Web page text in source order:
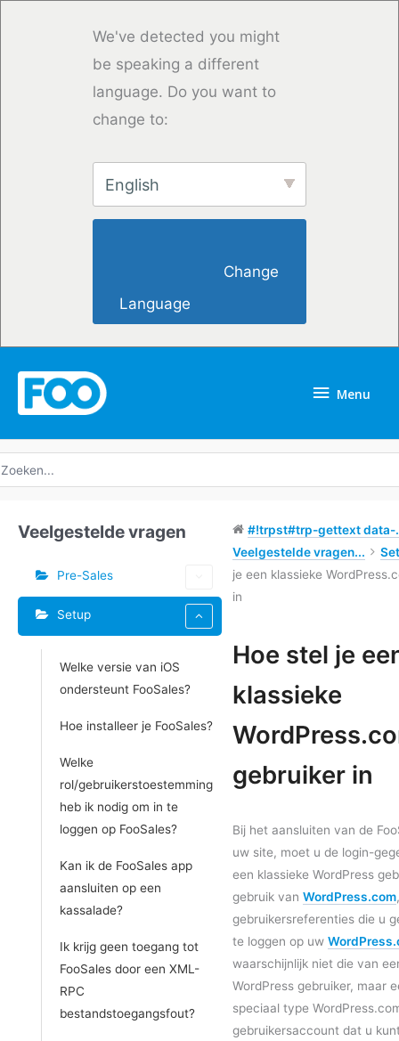
We've detected you might
be speaking a different
language. Do you want to
change to:
English
Language
Menu
Veelgestelde vragen
Pre-Sales
Setup
Welke versie van iOS
ondersteunt FooSales?
Hoe installeer je FooSales?
Welke
rol/gebruikerstoestemming
heb ik nodig om in te
loggen op FooSales?
Kan ik de FooSales app
aansluiten op een
kassalade?
Ik krijg geen toegang tot
FooSales door een XML-
RPC
bestandstoegangsfout?
#!trpst#trp-gettext data-
Veelgestelde vragen...
je een klassieke
in
Hoe stel je
klassieke
gebruiker in
Bij het aansluiten van de
uw site, moet u de login-
een klassieke WordPress
gebruik van WordPress.com
gebruikersreferenties die u
te loggen op uw
waarschijnlijk niet die van
WordPress gebruiker, maar
speciaal type
gebruikersaccount dat u
navigatie